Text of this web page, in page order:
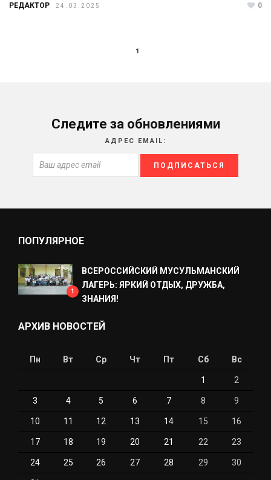
РЕДАКТОР 24.03.2025 0
1
Следите за обновлениями
АДРЕС EMAIL:
ПОПУЛЯРНОЕ
1
ВСЕРОССИЙСКИЙ МУСУЛЬМАНСКИЙ
ЛАГЕРЬ: ЯРКИЙ ОТДЫХ, ДРУЖБА,
ЗНАНИЯ!
АРХИВ НОВОСТЕЙ
Пн Вт Ср Чт Пт Сб Вс
1 2
3 4 5 6 7 8 9
10 11 12 13 14 15 16
17 18 19 20 21 22 23
24 25 26 27 28 29 30